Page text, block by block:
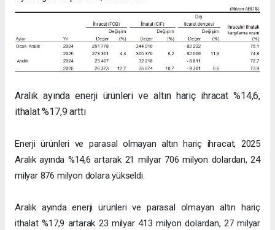
Aralık ayında enerji ürünleri ve altın hariç ihracat %14,6,
ithalat %17,9 arttı
Enerji ürünleri ve parasal olmayan altın hariç ihracat, 2025
Aralık ayında %14,6 artarak 21 milyar 706 milyon dolardan, 24
milyar 876 milyon dolara yükseldi.
Aralık ayında enerji ürünleri ve parasal olmayan altın hariç
ithalat %17,9 artarak 23 milyar 413 milyon dolardan, 27 milyar